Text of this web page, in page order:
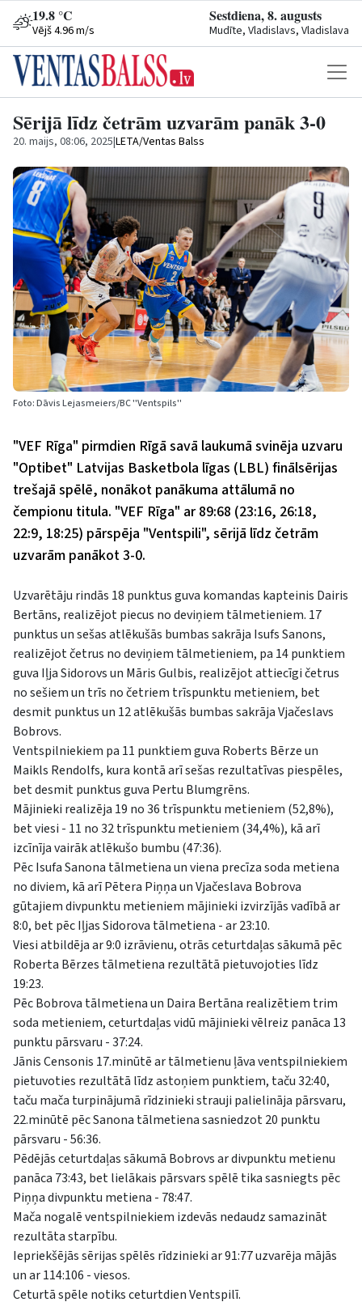
19.8 °C
Vējš 4.96 m/s
Sestdiena, 8. augusts
Mudīte, Vladislavs, Vladislava
Sērijā līdz četrām uzvarām panāk 3-0
20. maijs, 08:06, 2025|LETA/Ventas Balss
Foto: Dāvis Lejasmeiers/BC ''Ventspils''
"VEF Rīga" pirmdien Rīgā savā laukumā svinēja uzvaru
"Optibet" Latvijas Basketbola līgas (LBL) finālsērijas
trešajā spēlē, nonākot panākuma attālumā no
čempionu titula. "VEF Rīga" ar 89:68 (23:16, 26:18,
22:9, 18:25) pārspēja "Ventspili", sērijā līdz četrām
uzvarām panākot 3-0.
Uzvarētāju rindās 18 punktus guva komandas kapteinis Dairis
Bertāns, realizējot piecus no deviņiem tālmetieniem. 17
punktus un sešas atlēkušās bumbas sakrāja Isufs Sanons,
realizējot četrus no deviņiem tālmetieniem, pa 14 punktiem
guva Iļja Sidorovs un Māris Gulbis, realizējot attiecīgi četrus
no sešiem un trīs no četriem trīspunktu metieniem, bet
desmit punktus un 12 atlēkušās bumbas sakrāja Vjačeslavs
Bobrovs.
Ventspilniekiem pa 11 punktiem guva Roberts Bērze un
Maikls Rendolfs, kura kontā arī sešas rezultatīvas piespēles,
bet desmit punktus guva Pertu Blumgrēns.
Mājinieki realizēja 19 no 36 trīspunktu metieniem (52,8%),
bet viesi - 11 no 32 trīspunktu metieniem (34,4%), kā arī
izcīnīja vairāk atlēkušo bumbu (47:36).
Pēc Isufa Sanona tālmetiena un viena precīza soda metiena
no diviem, kā arī Pētera Piņņa un Vjačeslava Bobrova
gūtajiem divpunktu metieniem mājinieki izvirzījās vadībā ar
8:0, bet pēc Iļjas Sidorova tālmetiena - ar 23:10.
Viesi atbildēja ar 9:0 izrāvienu, otrās ceturtdaļas sākumā pēc
Roberta Bērzes tālmetiena rezultātā pietuvojoties līdz
19:23.
Pēc Bobrova tālmetiena un Daira Bertāna realizētiem trim
soda metieniem, ceturtdaļas vidū mājinieki vēlreiz panāca 13
punktu pārsvaru - 37:24.
Jānis Censonis 17.minūtē ar tālmetienu ļāva ventspilniekiem
pietuvoties rezultātā līdz astoņiem punktiem, taču 32:40,
taču mača turpinājumā rīdzinieki strauji palielināja pārsvaru,
22.minūtē pēc Sanona tālmetiena sasniedzot 20 punktu
pārsvaru - 56:36.
Pēdējās ceturtdaļas sākumā Bobrovs ar divpunktu metienu
panāca 73:43, bet lielākais pārsvars spēlē tika sasniegts pēc
Piņņa divpunktu metiena - 78:47.
Mača nogalē ventspilniekiem izdevās nedaudz samazināt
rezultāta starpību.
Iepriekšējās sērijas spēlēs rīdzinieki ar 91:77 uzvarēja mājās
un ar 114:106 - viesos.
Ceturtā spēle notiks ceturtdien Ventspilī.